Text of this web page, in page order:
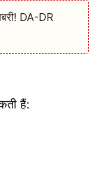
DA-DR
हैं: